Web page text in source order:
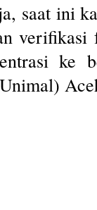
saat ini
ke